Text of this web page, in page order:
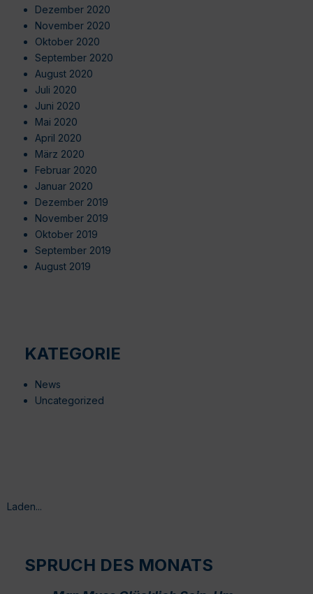
Dezember 2020
November 2020
Oktober 2020
September 2020
August 2020
Juli 2020
Juni 2020
Mai 2020
April 2020
März 2020
Februar 2020
Januar 2020
Dezember 2019
November 2019
Oktober 2019
September 2019
August 2019
KATEGORIE
News
Uncategorized
Laden...
SPRUCH DES MONATS